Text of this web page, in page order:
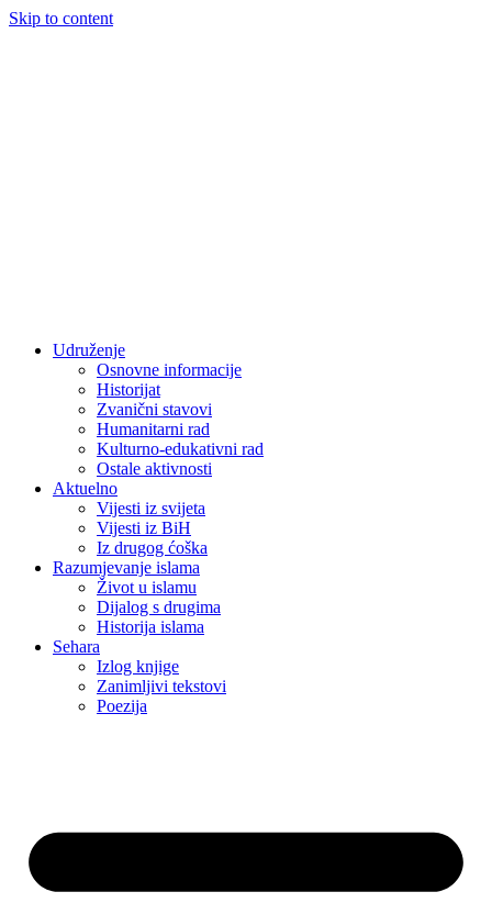
Skip to content
Udruženje
Osnovne informacije
Historijat
Zvanični stavovi
Humanitarni rad
Kulturno-edukativni rad
Ostale aktivnosti
Aktuelno
Vijesti iz svijeta
Vijesti iz BiH
Iz drugog ćoška
Razumjevanje islama
Život u islamu
Dijalog s drugima
Historija islama
Sehara
Izlog knjige
Zanimljivi tekstovi
Poezija